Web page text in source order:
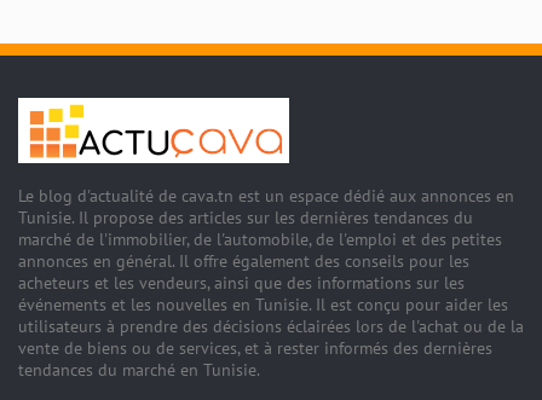
Le blog d'actualité de cava.tn est un espace dédié aux annonces en
Tunisie. Il propose des articles sur les dernières tendances du
marché de l'immobilier, de l'automobile, de l'emploi et des petites
annonces en général. Il offre également des conseils pour les
acheteurs et les vendeurs, ainsi que des informations sur les
événements et les nouvelles en Tunisie. Il est conçu pour aider les
utilisateurs à prendre des décisions éclairées lors de l'achat ou de la
vente de biens ou de services, et à rester informés des dernières
tendances du marché en Tunisie.